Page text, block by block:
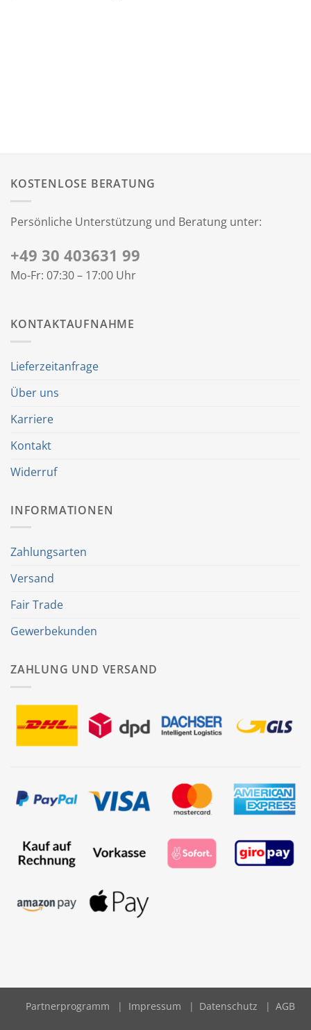
KOSTENLOSE BERATUNG
Persönliche Unterstützung und Beratung unter:
+49 30 403631 99
Mo-Fr: 07:30 – 17:00 Uhr
KONTAKTAUFNAHME
Lieferzeitanfrage
Über uns
Karriere
Kontakt
Widerruf
INFORMATIONEN
Zahlungsarten
Versand
Fair Trade
Gewerbekunden
ZAHLUNG UND VERSAND
Partnerprogramm Impressum Datenschutz AGB